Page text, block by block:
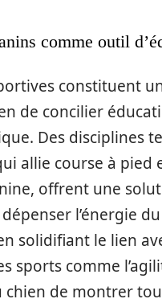
comme outil
constituent
de concilier
Des disciplines
allie course à pied
offrent une
l’énergie du
solidifiant le lien
sports comme
de montrer